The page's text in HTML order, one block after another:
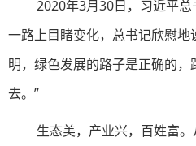
2020年3月30日，习近平总
一路上目睹变化，总书记欣慰地
明，绿色发展的路子是正确的
去。”
生态美，产业兴，百姓富。